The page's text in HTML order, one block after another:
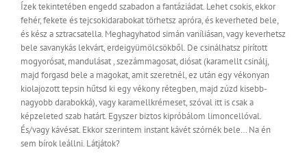
Ízek tekintetében engedd szabadon a fantáziádat. Lehet csokis, ekkor
fehér, fekete és tejcsokidarabokat törhetsz apróra, és keverheted bele,
és kész a sztracsatella. Meghagyhatod simán vaníliásan, vagy keverhetsz
bele savanykás lekvárt, erdeigyümölcsökből. De csinálhatsz pirított
mogyorósat, mandulásat , szezámmagosat, diósat (karamellt csinálj,
majd forgasd bele a magokat, amit szeretnél, ez után egy vékonyan
kiolajozott tepsin hűtsd ki egy vékony rétegben, majd zúzd kisebb-
nagyobb darabokká), vagy karamellkrémeset, szóval itt is csak a
képzeleted szab határt. Egyszer biztos kipróbálom limoncellóval.
És/vagy kávésat. Ekkor szerintem instant kávét szórnék bele… Na én
sem bírok leállni. Látjátok?